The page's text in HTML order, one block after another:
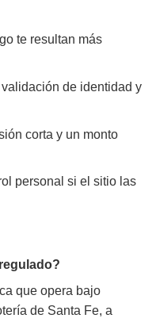
te resultan más
de identidad y
corta y un monto
personal si el sitio las
que opera bajo
de Santa Fe, a